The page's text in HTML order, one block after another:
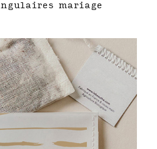
mariage